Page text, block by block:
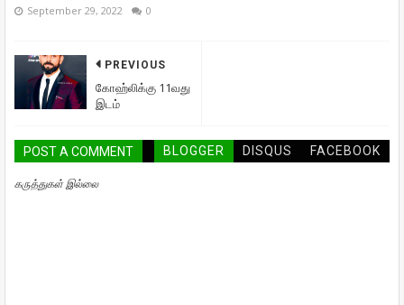
September 29, 2022 0
PREVIOUS
கோஹ்லிக்கு 11வது
இடம்
POST A COMMENT BLOGGER DISQUS FACEBOOK
கருத்துகள் இல்லை